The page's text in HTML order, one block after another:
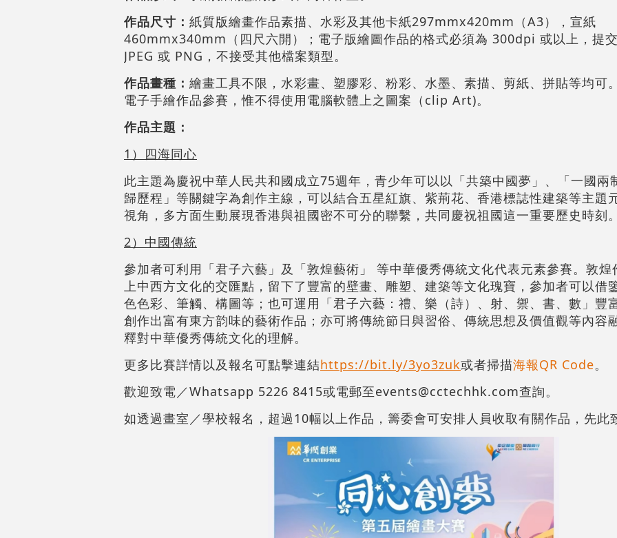
作品尺寸： 紙質版繪畫作品素描、水彩及其他卡紙297mmx420mm（A3），宣紙
460mmx340mm（四尺六開）；電子版繪圖作品的格式必須為 300dpi 或以上，提
JPEG 或 PNG，不接受其他檔案類型。
作品畫種： 繪畫工具不限，水彩畫、塑膠彩、粉彩、水墨、素描、剪紙、拼貼等均可
電子手繪作品參賽，惟不得使用電腦軟體上之圖案（clip Art)。
作品主題：
1）四海同心
此主題為慶祝中華人民共和國成立75週年，青少年可以以「共築中國夢」、「一國兩
歸歷程」等關鍵字為創作主線，可以結合五星紅旗、紫荊花、香港標誌性建築等主題
視角，多方面生動展現香港與祖國密不可分的聯繫，共同慶祝祖國這一重要歷史時刻
2）中國傳統
參加者可利用「君子六藝」及「敦煌藝術」 等中華優秀傳統文化代表元素參賽。敦煌
上中西方文化的交匯點，留下了豐富的壁畫、雕塑、建築等文化瑰寶，參加者可以借
色色彩、筆觸、構圖等；也可運用「君子六藝：禮、樂（詩）、射、禦、書、數」豐
創作出富有東方韵味的藝術作品；亦可將傳統節日與習俗、傳統思想及價值觀等內容
釋對中華優秀傳統文化的理解。
更多比賽詳情以及報名可點擊連結https://bit.ly/3yo3zuk或者掃描海報QR Code。
歡迎致電／Whatsapp 5226 8415或電郵至events@cctechhk.com查詢。
如透過畫室／學校報名，超過10幅以上作品，籌委會可安排人員收取有關作品，先此